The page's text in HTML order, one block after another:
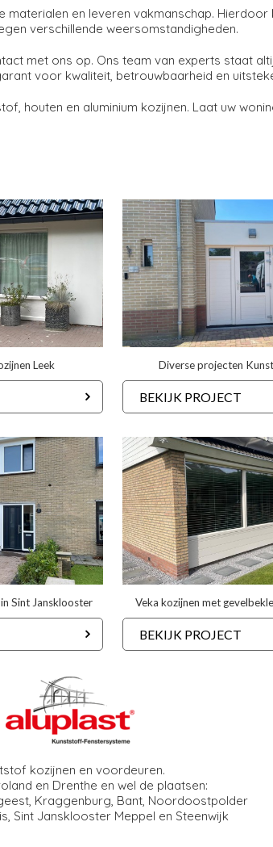
en leveren vakmanschap. Hierdoor
verschillende weersomstandigheden.
met ons op. Ons team van experts staat
voor kwaliteit, betrouwbaarheid en
houten en aluminium kozijnen. Laat uw
Leek Diverse projecten
BEKIJK PROJECT
Sint Jansklooster Veka kozijnen met
BEKIJK PROJECT
kozijnen en voordeuren.
en Drenthe en wel de plaatsen:
Kraggenburg, Bant, Noordoostpolder
Sint Jansklooster Meppel en Steenwijk